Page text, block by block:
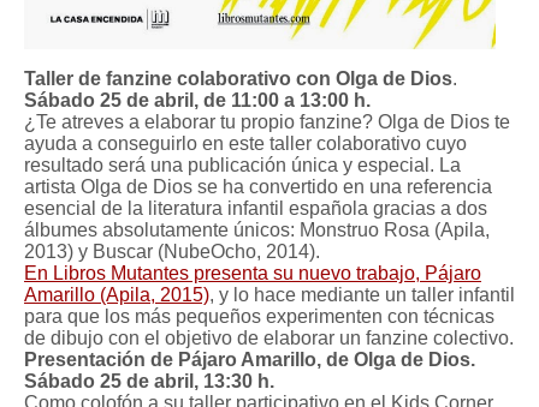
Taller de fanzine colaborativo con Olga de Dios.
Sábado 25 de abril, de 11:00 a 13:00 h.
¿Te atreves a elaborar tu propio fanzine? Olga de Dios te
ayuda a conseguirlo en este taller colaborativo cuyo
resultado será una publicación única y especial. La
artista Olga de Dios se ha convertido en una referencia
esencial de la literatura infantil española gracias a dos
álbumes absolutamente únicos: Monstruo Rosa (Apila,
2013) y Buscar (NubeOcho, 2014).
En Libros Mutantes presenta su nuevo trabajo, Pájaro
Amarillo (Apila, 2015), y lo hace mediante un taller infantil
para que los más pequeños experimenten con técnicas
de dibujo con el objetivo de elaborar un fanzine colectivo.
Presentación de Pájaro Amarillo, de Olga de Dios.
Sábado 25 de abril, 13:30 h.
Como colofón a su taller participativo en el Kids Corner